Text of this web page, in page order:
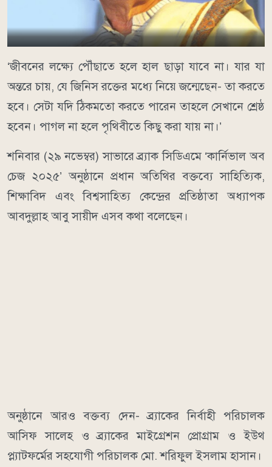
‘জীবনের লক্ষ্যে পৌঁছাতে হলে হাল ছাড়া যাবে না। যার যা
অন্তরে চায়, যে জিনিস রক্তের মধ্যে নিয়ে জন্মেছেন- তা করতে
হবে। সেটা যদি ঠিকমতো করতে পারেন তাহলে সেখানে শ্রেষ্ঠ
হবেন। পাগল না হলে পৃথিবীতে কিছু করা যায় না।’
শনিবার (২৯ নভেম্বর) সাভারে ব্র্যাক সিডিএমে ‘কার্নিভাল অব
চেজ ২০২৫’ অনুষ্ঠানে প্রধান অতিথির বক্তব‍্যে সাহিত্যিক,
শিক্ষাবিদ এবং বিশ্বসাহিত্য কেন্দ্রের প্রতিষ্ঠাতা অধ্যাপক
আবদুল্লাহ আবু সায়ীদ এসব কথা বলেছেন।
অনুষ্ঠানে আরও বক্তব্য দেন- ব্র্যাকের নির্বাহী পরিচালক
আসিফ সালেহ ও ব্র্যাকের মাইগ্রেশন প্রোগ্রাম ও ইউথ
প্ল্যাটফর্মের সহযোগী পরিচালক মো. শরিফুল ইসলাম হাসান।